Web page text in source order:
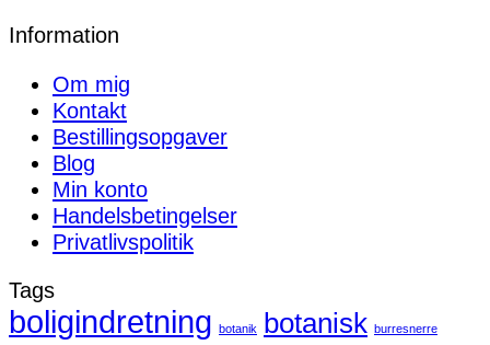
Information
Om mig
Kontakt
Bestillingsopgaver
Blog
Min konto
Handelsbetingelser
Privatlivspolitik
Tags
boligindretning botanik botanisk burresnerre